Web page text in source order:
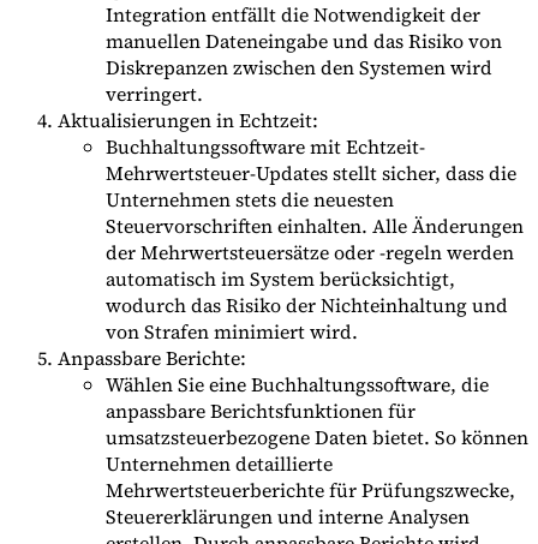
Integration entfällt die Notwendigkeit der
manuellen Dateneingabe und das Risiko von
Diskrepanzen zwischen den Systemen wird
verringert.
Aktualisierungen in Echtzeit:
Buchhaltungssoftware mit Echtzeit-
Mehrwertsteuer-Updates stellt sicher, dass die
Unternehmen stets die neuesten
Steuervorschriften einhalten. Alle Änderungen
der Mehrwertsteuersätze oder -regeln werden
automatisch im System berücksichtigt,
wodurch das Risiko der Nichteinhaltung und
von Strafen minimiert wird.
Anpassbare Berichte:
Wählen Sie eine Buchhaltungssoftware, die
anpassbare Berichtsfunktionen für
umsatzsteuerbezogene Daten bietet. So können
Unternehmen detaillierte
Mehrwertsteuerberichte für Prüfungszwecke,
Steuererklärungen und interne Analysen